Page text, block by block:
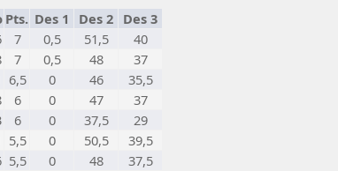
Pts. Des 1 Des 2 Des 3
7 0,5 51,5
40
7 0,5 48
37
6,5 0 46
35,5
6 0 47
37
6 0 37,5
29
5,5 0 50,5
39,5
5,5 0 48
37,5